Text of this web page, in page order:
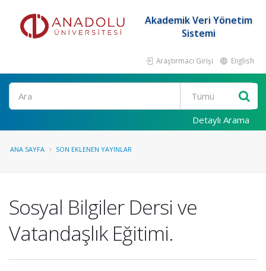
Akademik Veri Yönetim
Sistemi
Araştırmacı Girişi English
Ara
Detaylı Arama
ANA SAYFA SON EKLENEN YAYINLAR
Sosyal Bilgiler Dersi ve
Vatandaşlık Eğitimi.